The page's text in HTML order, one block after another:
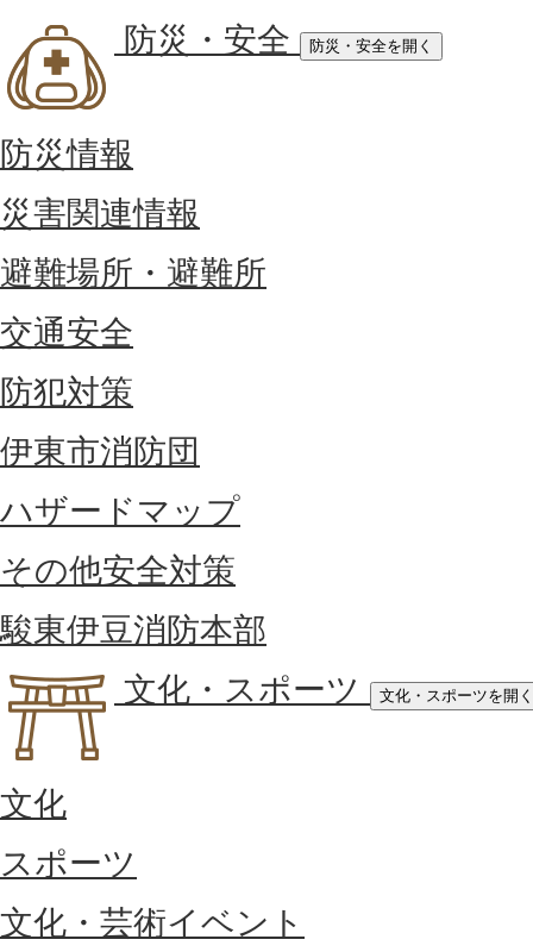
防災・安全
防災・安全を開く
防災情報
災害関連情報
避難場所・避難所
交通安全
防犯対策
伊東市消防団
ハザードマップ
その他安全対策
駿東伊豆消防本部
文化・スポーツ
文化・スポーツを開く
文化
スポーツ
文化・芸術イベント